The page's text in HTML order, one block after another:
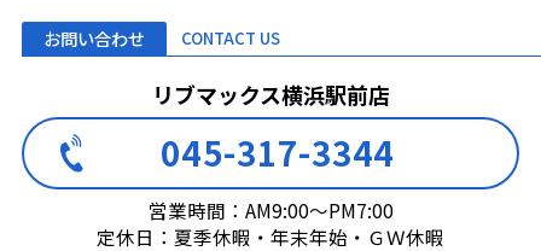
お問い合わせ CONTACT US
リブマックス横浜駅前店
045-317-3344
営業時間：AM9:00～PM7:00
定休日：夏季休暇・年末年始・ＧＷ休暇